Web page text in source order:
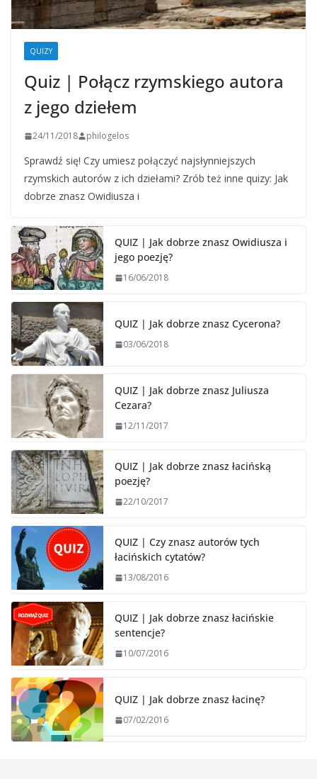
QUIZY
Quiz | Połącz rzymskiego autora
z jego dziełem
24/11/2018 philogelos
Sprawdź się! Czy umiesz połączyć najsłynniejszych
rzymskich autorów z ich dziełami? Zrób też inne quizy: Jak
dobrze znasz Owidiusza i
QUIZ | Jak dobrze znasz Owidiusza i
jego poezję?
16/06/2018
QUIZ | Jak dobrze znasz Cycerona?
03/06/2018
QUIZ | Jak dobrze znasz Juliusza
Cezara?
12/11/2017
QUIZ | Jak dobrze znasz łacińską
poezję?
22/10/2017
QUIZ | Czy znasz autorów tych
łacińskich cytatów?
13/08/2016
QUIZ | Jak dobrze znasz łacińskie
sentencje?
10/07/2016
QUIZ | Jak dobrze znasz łacinę?
07/02/2016